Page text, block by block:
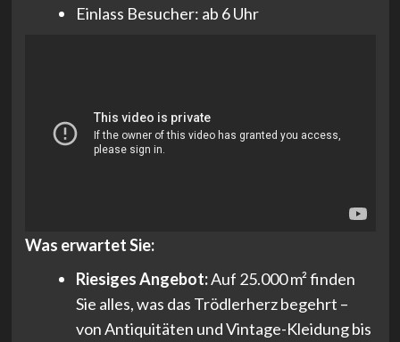
Einlass Besucher: ab 6 Uhr
Was erwartet Sie:
Riesiges Angebot:Auf 25.000 m² finden
Sie alles, was das Trödlerherz begehrt –
von Antiquitäten und Vintage-Kleidung bis